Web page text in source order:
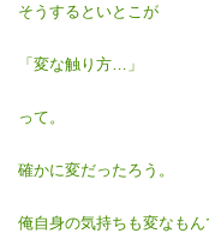
そうするといとこが
「変な触り方…」
って。
確かに変だったろう。
俺自身の気持ちも変なも